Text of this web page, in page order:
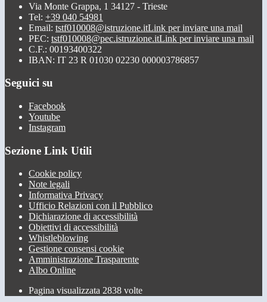
Via Monte Grappa, 1 34127 - Trieste
Tel: +39 040 54981
Email: tstf010008@istruzione.itLink per inviare una mail
PEC: tstf010008@pec.istruzione.itLink per inviare una mail
C.F.: 00193400322
IBAN: IT 23 R 01030 02230 000003786857
Seguici su
Facebook
Youtube
Instagram
Sezione Link Utili
Cookie policy
Note legali
Informativa Privacy
Ufficio Relazioni con il Pubblico
Dichiarazione di accessibilità
Obiettivi di accessibilità
Whistleblowing
Gestione consensi cookie
Amministrazione Trasparente
Albo Online
Pagina visualizzata 2838 volte